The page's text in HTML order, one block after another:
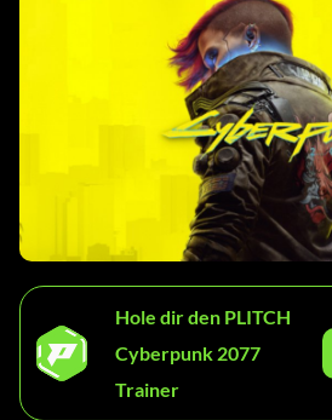
Hole dir den PLITCH
Cyberpunk 2077
Trainer